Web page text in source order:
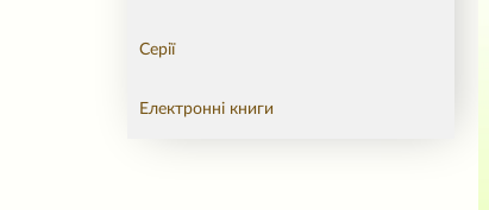
Серії
Електронні книги